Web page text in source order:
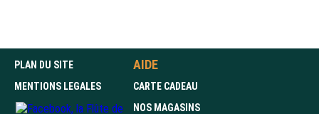
PLAN DU SITE
MENTIONS LEGALES
AIDE
CARTE CADEAU
NOS MAGASINS